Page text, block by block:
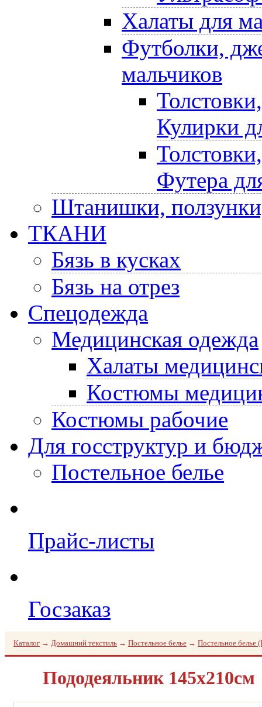
Халаты для
Футболки,
мальчиков
Кулирки
Футера
Штанишки,
ТКАНИ
Бязь в кусках
Бязь на отрез
Спецодежда
Медицинская одежда
Халаты
Костюмы
Костюмы рабочие
Для госструктур и
Постельное белье
Прайс-листы
Госзаказ
Каталог → Домашний текстиль → Постельное белье → Постельное белье
Пододеяльник 145х210см